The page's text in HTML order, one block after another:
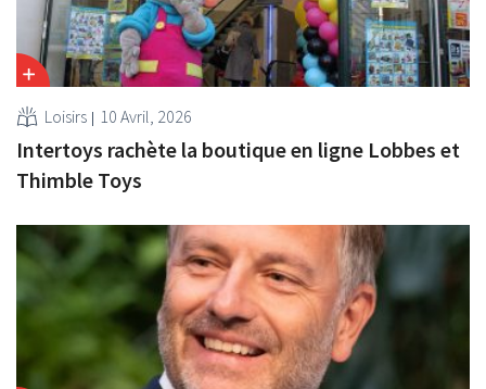
Loisirs 10 Avril, 2026
Intertoys rachète la boutique en ligne Lobbes et
Thimble Toys